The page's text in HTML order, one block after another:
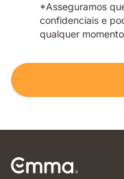
*Asseguramos
confidenciais e
qualquer